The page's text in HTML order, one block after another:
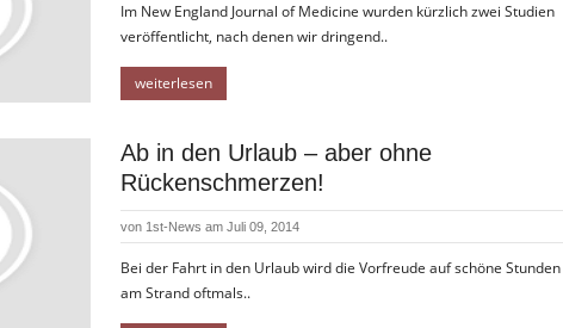
Im New England Journal of Medicine wurden kürzlich zwei Studien
veröffentlicht, nach denen wir dringend..
weiterlesen
Ab in den Urlaub – aber ohne
Rückenschmerzen!
von 1st-News am Juli 09, 2014
Bei der Fahrt in den Urlaub wird die Vorfreude auf schöne Stunden
am Strand oftmals..